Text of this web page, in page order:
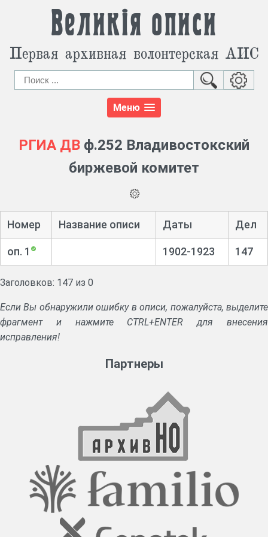
Великія описи
Первая архивная волонтерская АИС
Меню
РГИА ДВ ф.252 Владивостокский
биржевой комитет
Номер Название описи Даты Дел
оп. 1 1902-1923 147
Заголовков: 147 из 0
Если Вы обнаружили ошибку в описи, пожалуйста, выделите
фрагмент и нажмите CTRL+ENTER для внесения
исправления!
Партнеры